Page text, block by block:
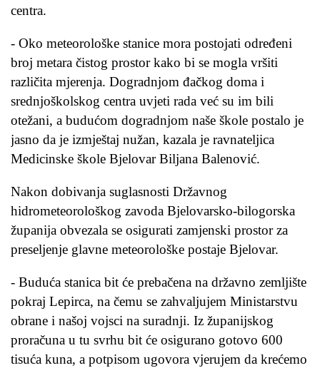
centra.
- Oko meteorološke stanice mora postojati određeni
broj metara čistog prostor kako bi se mogla vršiti
različita mjerenja. Dogradnjom đačkog doma i
srednjoškolskog centra uvjeti rada već su im bili
otežani, a budućom dogradnjom naše škole postalo je
jasno da je izmještaj nužan, kazala je ravnateljica
Medicinske škole Bjelovar Biljana Balenović.
Nakon dobivanja suglasnosti Državnog
hidrometeorološkog zavoda Bjelovarsko-bilogorska
županija obvezala se osigurati zamjenski prostor za
preseljenje glavne meteorološke postaje Bjelovar.
- Buduća stanica bit će prebačena na državno zemljište
pokraj Lepirca, na čemu se zahvaljujem Ministarstvu
obrane i našoj vojsci na suradnji. Iz županijskog
proračuna u tu svrhu bit će osigurano gotovo 600
tisuća kuna, a potpisom ugovora vjerujem da krećemo